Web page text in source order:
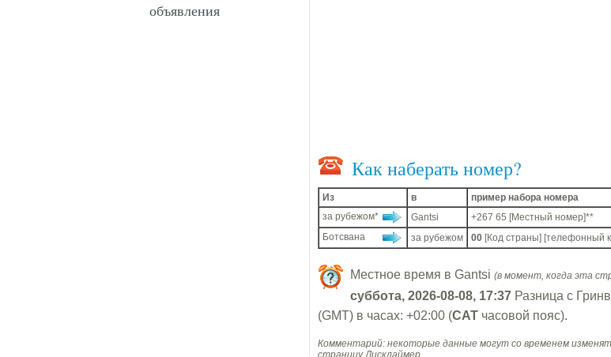
Как наберать номер?
Из в
пример набора номера
за рубежом*
Gantsi
+267 65 [Местный номер]**
Ботсвана
за рубежом 00 [Код страны] [телефонный
Местное время в Gantsi (в момент, когда эта
суббота, 2026-08-08, 17:37 Разница с
(GMT) в часах: +02:00 (CAT часовой пояс).
Комментарий: некоторые данные могут со временем
страницу Дисклаймер.
объявления